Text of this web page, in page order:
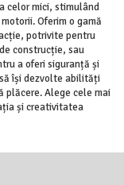
celor mici, stimulând
Oferim o gamă
potrivite pentru
construcție, sau
a oferi siguranță și
își dezvolte abilități
plăcere. Alege cele mai
și creativitatea